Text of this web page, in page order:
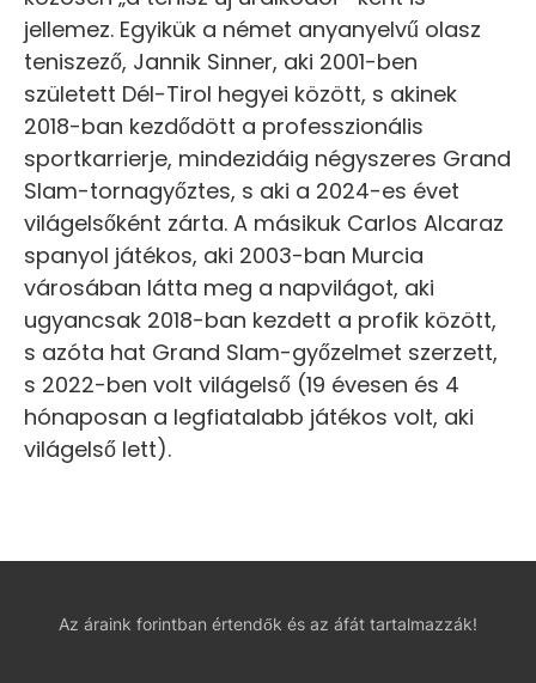
jellemez. Egyikük a német anyanyelvű olasz
teniszező, Jannik Sinner, aki 2001-ben
született Dél-Tirol hegyei között, s akinek
2018-ban kezdődött a professzionális
sportkarrierje, mindezidáig négyszeres Grand
Slam-tornagyőztes, s aki a 2024-es évet
világelsőként zárta. A másikuk Carlos Alcaraz
spanyol játékos, aki 2003-ban Murcia
városában látta meg a napvilágot, aki
ugyancsak 2018-ban kezdett a profik között,
s azóta hat Grand Slam-győzelmet szerzett,
s 2022-ben volt világelső (19 évesen és 4
hónaposan a legfiatalabb játékos volt, aki
világelső lett).
Az áraink forintban értendők és az áfát tartalmazzák!